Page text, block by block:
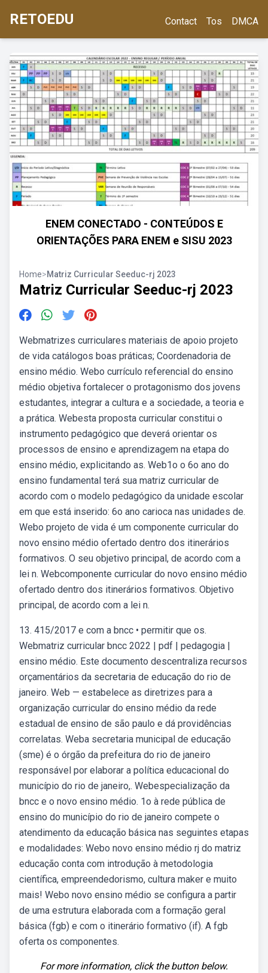
RETOEDU Contact Tos DMCA
ENEM CONECTADO - CONTEÚDOS E
ORIENTAÇÕES PARA ENEM e SISU 2023
Home>Matriz Curricular Seeduc-rj 2023
Matriz Curricular Seeduc-rj 2023
Webmatrizes curriculares materiais de apoio projeto
de vida catálogos boas práticas; Coordenadoria de
ensino médio. Webo currículo referencial do ensino
médio objetiva fortalecer o protagonismo dos jovens
estudantes, integrar a cultura e a sociedade, a teoria e
a prática. Webesta proposta curricular constitui o
instrumento pedagógico que deverá orientar os
processos de ensino e aprendizagem na etapa do
ensino médio, explicitando as. Web1o o 6o ano do
ensino fundamental terá sua matriz curricular de
acordo com o modelo pedagógico da unidade escolar
em que está inserido: 6o ano carioca nas unidades de.
Webo projeto de vida é um componente curricular do
novo ensino médio ofertado dentro dos itinerários
formativos. O seu objetivo principal, de acordo com a
lei n. Webcomponente curricular do novo ensino médio
ofertado dentro dos itinerários formativos. Objetivo
principal, de acordo com a lei n.
13. 415/2017 e com a bncc • permitir que os.
Webmatriz curricular bncc 2022 | pdf | pedagogia |
ensino médio. Este documento descentraliza recursos
orçamentários da secretaria de educação do rio de
janeiro. Web — estabelece as diretrizes para a
organização curricular do ensino médio da rede
estadual de ensino de são paulo e dá providências
correlatas. Weba secretaria municipal de educação
(sme) é o órgão da prefeitura do rio de janeiro
responsável por elaborar a política educacional do
município do rio de janeiro,. Webespecialização da
bncc e o novo ensino médio. 1o à rede pública de
ensino do município do rio de janeiro compete o
atendimento da educação básica nas seguintes etapas
e modalidades: Webo novo ensino médio rj do matriz
educação conta com introdução à metodologia
científica, empreendedorismo, cultura maker e muito
mais! Webo novo ensino médio se configura a partir
de uma estrutura elaborada com a formação geral
básica (fgb) e com o itinerário formativo (if). A fgb
oferta os componentes.
For more information, click the button below.